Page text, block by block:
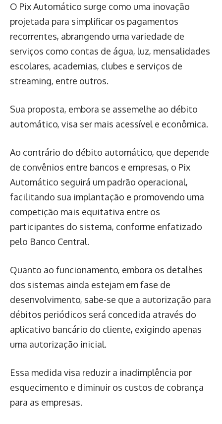
O Pix Automático surge como uma inovação
projetada para simplificar os pagamentos
recorrentes, abrangendo uma variedade de
serviços como contas de água, luz, mensalidades
escolares, academias, clubes e serviços de
streaming, entre outros.
Sua proposta, embora se assemelhe ao débito
automático, visa ser mais acessível e econômica.
Ao contrário do débito automático, que depende
de convênios entre bancos e empresas, o Pix
Automático seguirá um padrão operacional,
facilitando sua implantação e promovendo uma
competição mais equitativa entre os
participantes do sistema, conforme enfatizado
pelo Banco Central.
Quanto ao funcionamento, embora os detalhes
dos sistemas ainda estejam em fase de
desenvolvimento, sabe-se que a autorização para
débitos periódicos será concedida através do
aplicativo bancário do cliente, exigindo apenas
uma autorização inicial.
Essa medida visa reduzir a inadimplência por
esquecimento e diminuir os custos de cobrança
para as empresas.